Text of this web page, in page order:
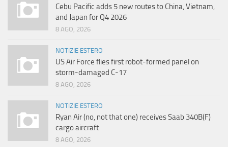
Cebu Pacific adds 5 new routes to China, Vietnam,
and Japan for Q4 2026
8 AGO, 2026
NOTIZIE ESTERO
US Air Force flies first robot-formed panel on
storm-damaged C-17
8 AGO, 2026
NOTIZIE ESTERO
Ryan Air (no, not that one) receives Saab 340B(F)
cargo aircraft
8 AGO, 2026